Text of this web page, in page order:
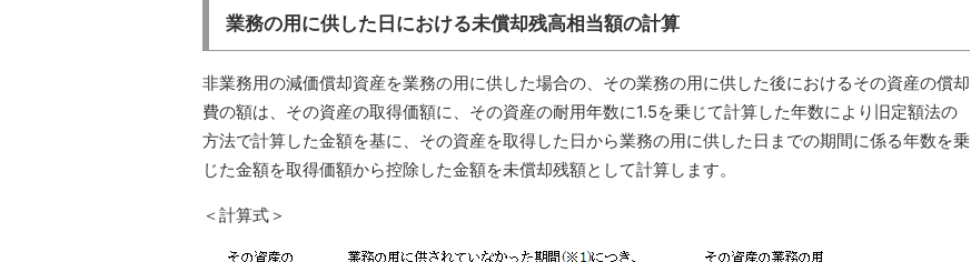
業務の用に供した日における未償却残高相当額の計算
非業務用の減価償却資産を業務の用に供した場合の、その業務の用に供した後におけるその資産の償却
費の額は、その資産の取得価額に、その資産の耐用年数に1.5を乗じて計算した年数により旧定額法の
方法で計算した金額を基に、その資産を取得した日から業務の用に供した日までの期間に係る年数を乗
じた金額を取得価額から控除した金額を未償却残額として計算します。
＜計算式＞